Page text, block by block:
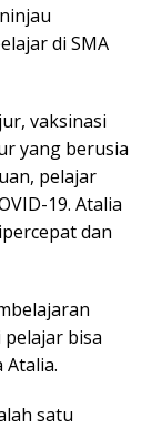
di SMA
vaksinasi
yang berusia
pelajar
19. Atalia
dan
pelajar bisa
Atalia.
satu